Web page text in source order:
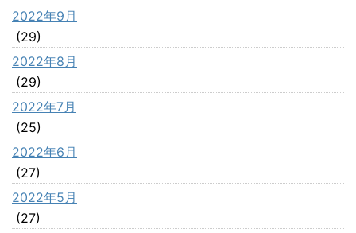
2022年9月
(29)
2022年8月
(29)
2022年7月
(25)
2022年6月
(27)
2022年5月
(27)